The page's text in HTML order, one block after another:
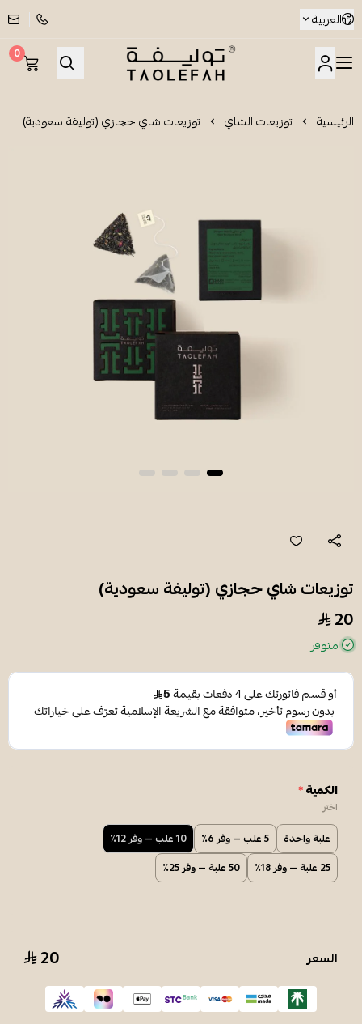
العربية
شاي توليفة
0
الرئيسية توزيعات الشاي توزيعات شاي حجازي (توليفة سعودية)
توزيعات شاي حجازي (توليفة سعودية)
20
متوفر
الكمية*
اختر
علبة واحدة 5 علب — وفر 6٪
10 علب — وفر 12٪
25 علبة — وفر 18٪
50 علبة — وفر 25٪
السعر 20